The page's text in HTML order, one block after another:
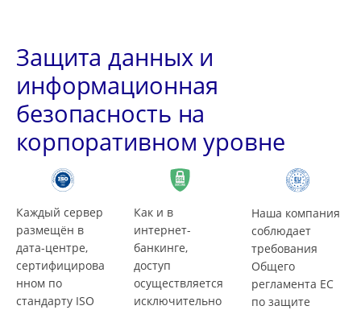
Защита данных и
информационная
безопасность на
корпоративном уровне
Каждый сервер
размещён в
дата-центре,
сертифицирова
нном по
стандарту ISO
Как и в
интернет-
банкинге,
доступ
осуществляется
исключительно
Наша компания
соблюдает
требования
Общего
регламента ЕС
по защите